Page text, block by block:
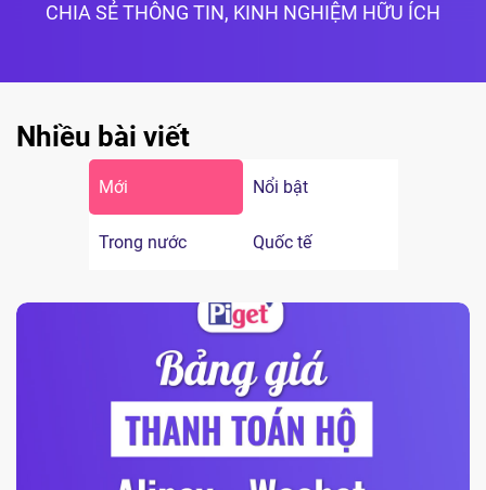
CHIA SẺ THÔNG TIN, KINH NGHIỆM HỮU ÍCH
Nhiều bài viết
Mới Nổi bật
Trong nước Quốc tế